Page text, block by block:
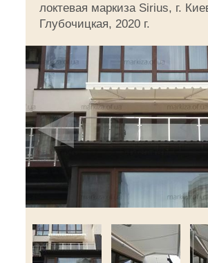
локтевая маркиза Sirius, г.
Глубочицкая, 2020 г.
◄